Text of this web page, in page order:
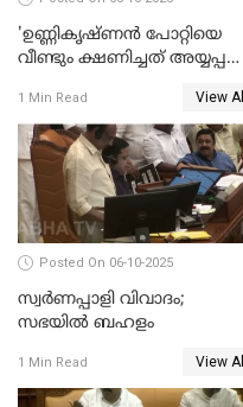
'ഉണ്ണികൃഷ്ണന്‍ പോറ്റിയെ
വീണ്ടും ക്ഷണിച്ചത് അയ്യപ്പ
അടിച്ചുമാറ്റാനാണെന്ന്
സംശയമുണ്ട്'; വി ഡി
സതീശൻ
1 Min Read View All
Posted On 06-10-2025
സ്വർണപ്പാളി വിവാദം;
സഭയിൽ ബഹളം
1 Min Read View All